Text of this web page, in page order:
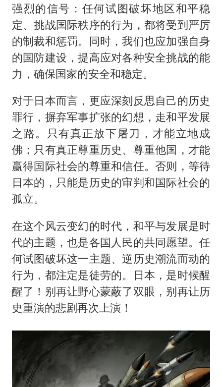
强烈的信号：任何试图破坏地区和平稳
定、挑战国际秩序的行为，都将受到严厉
的制裁和惩罚。同时，我们也应加强自身
的国防建设，提高应对各种安全挑战的能
力，确保国家的安全和稳定。
对于日本而言，更应深刻反思自己的历史
罪行，摒弃军事扩张的幻想，走和平发展
之路。只有真正放下屠刀，才能立地成
佛；只有真正尊重历史、尊重他国，才能
赢得国际社会的尊重和信任。否则，等待
日本的，只能是历史的审判和国际社会的
孤立。
在这个风云变幻的时代，和平与发展是时
代的主题，也是各国人民的共同愿望。任
何试图破坏这一主题、逆历史潮流而动的
行为，都注定是徒劳的。日本，是时候醒
醒了！别再让野心蒙蔽了双眼，别再让历
史重演的悲剧再次上演！